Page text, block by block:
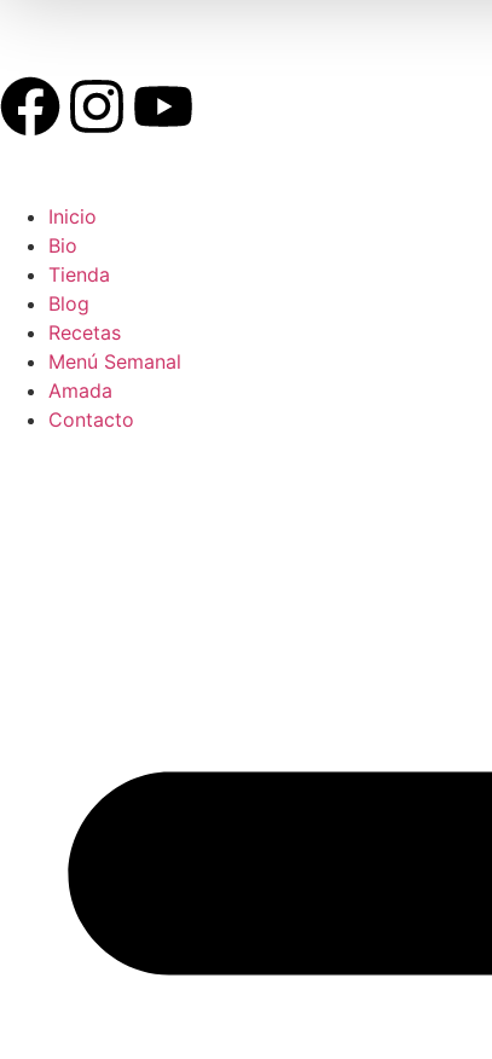
Inicio
Bio
Tienda
Blog
Recetas
Menú Semanal
Amada
Contacto